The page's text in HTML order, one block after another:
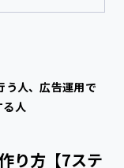
う人、広告運用で
る人
り方【7ステ